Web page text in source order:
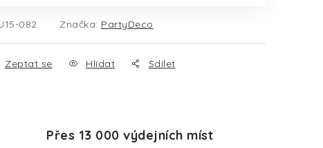
082 Značka: PartyDeco
Zeptat se Hlídat Sdílet
Přes 13 000 výdejních míst